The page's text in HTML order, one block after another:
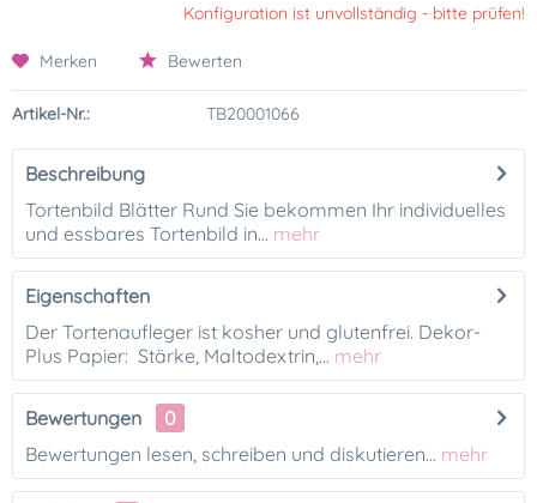
Konfiguration ist unvollständig - bitte prüfen!
Merken Bewerten
Artikel-Nr.: TB20001066
Beschreibung
Tortenbild Blätter Rund Sie bekommen Ihr individuelles
und essbares Tortenbild in... mehr
Eigenschaften
Der Tortenaufleger ist kosher und glutenfrei. Dekor-
Plus Papier: Stärke, Maltodextrin,... mehr
Bewertungen
0
Bewertungen lesen, schreiben und diskutieren... mehr